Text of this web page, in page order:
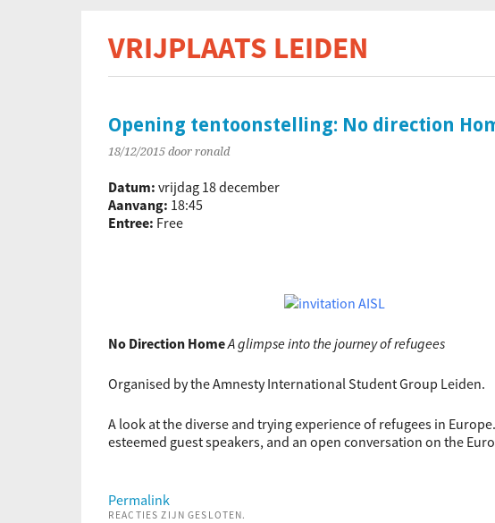
VRIJPLAATS LEIDEN
Opening tentoonstelling: No direction
18/12/2015 door ronald
Datum: vrijdag 18 december
Aanvang: 18:45
Entree: Free
No Direction HomeA glimpse into the journey of refugees
Organised by the Amnesty International Student Group Leiden.
A look at the diverse and trying experience of refugees in
esteemed guest speakers, and an open conversation on the
Permalink
REACTIES ZIJN GESLOTEN.